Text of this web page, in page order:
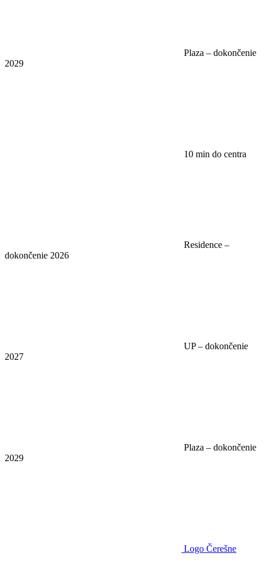
Plaza – dokončenie
2029
10 min do centra
Residence –
dokončenie 2026
UP – dokončenie
2027
Plaza – dokončenie
2029
Logo Čerešne